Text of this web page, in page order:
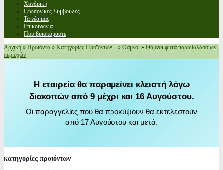
Χονδρική
Γεωπονικές Συμβουλές
Τα νέα μας
Επικοινωνία
Που βρισκόμαστε
Αρχική » Προϊόντα » Κατηγορίες Προϊόντων... » Θάμνοι » Θάμνοι φυτά παραθαλάσσιων
περιοχών
Η εταιρεία θα παραμείνει κλειστή λόγω
διακοπών από 9 μέχρι και 16 Αυγούστου.
Οι παραγγελίες που θα προκύψουν θα εκτελεστούν
από 17 Αυγούστου και μετά.
κατηγορίες προιόντων